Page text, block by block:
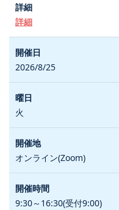
詳細
2026/8/25
火
オンライン(Zoom)
9:30～16:30(受付9:00)